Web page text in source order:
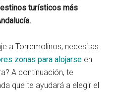
turísticos más
a Torremolinos, necesitas
zonas para alojarse en
A continuación, te
que te ayudará a elegir el